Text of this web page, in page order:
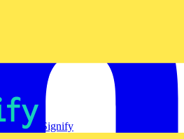
Signify